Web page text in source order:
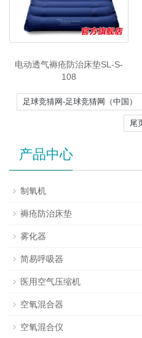
电动透气褥疮防治床垫SL-S-
108
足球竞猜网-足球竞猜网（中国）
尾
产品中心
制氧机
褥疮防治床垫
雾化器
简易呼吸器
医用空气压缩机
空氧混合器
空氧混合仪